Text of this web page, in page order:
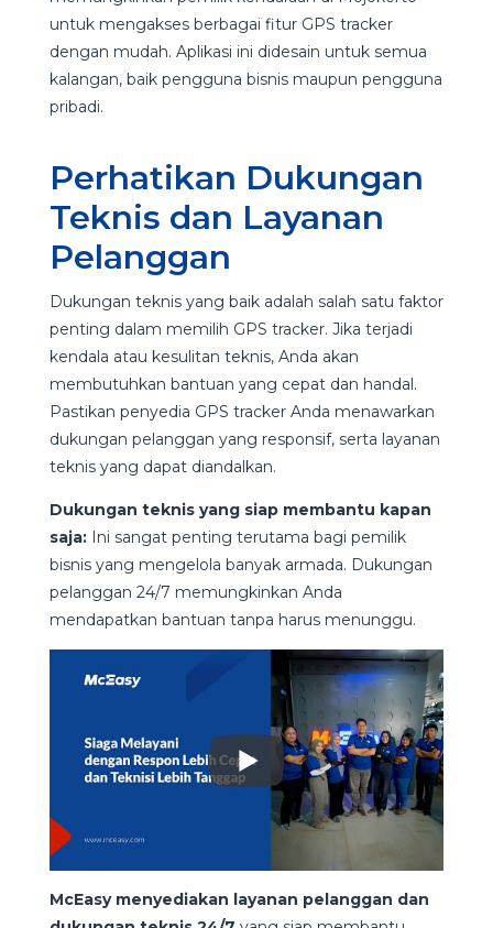
untuk mengakses berbagai fitur GPS tracker
dengan mudah. Aplikasi ini didesain untuk semua
kalangan, baik pengguna bisnis maupun pengguna
pribadi.
Perhatikan Dukungan
Teknis dan Layanan
Pelanggan
Dukungan teknis yang baik adalah salah satu faktor
penting dalam memilih GPS tracker. Jika terjadi
kendala atau kesulitan teknis, Anda akan
membutuhkan bantuan yang cepat dan handal.
Pastikan penyedia GPS tracker Anda menawarkan
dukungan pelanggan yang responsif, serta layanan
teknis yang dapat diandalkan.
Dukungan teknis yang siap membantu kapan
saja:Ini sangat penting terutama bagi pemilik
bisnis yang mengelola banyak armada. Dukungan
pelanggan 24/7 memungkinkan Anda
mendapatkan bantuan tanpa harus menunggu.
McEasy menyediakan layanan pelanggan dan